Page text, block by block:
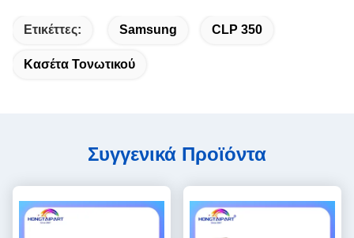
Ετικέττες: Samsung CLP 350
Κασέτα Τονωτικού
Συγγενικά Προϊόντα